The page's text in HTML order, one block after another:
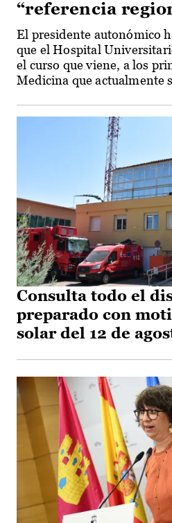
“referencia
El presidente autonómico
que el Hospital
el curso que viene, a los
Medicina que actualmente
Consulta todo el
preparado con
solar del 12 de